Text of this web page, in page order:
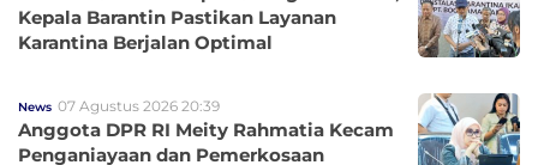
Kepala Barantin Pastikan Layanan
Karantina Berjalan Optimal
News 07 Agustus 2026 20:39
Anggota DPR RI Meity Rahmatia Kecam
Penganiayaan dan Pemerkosaan